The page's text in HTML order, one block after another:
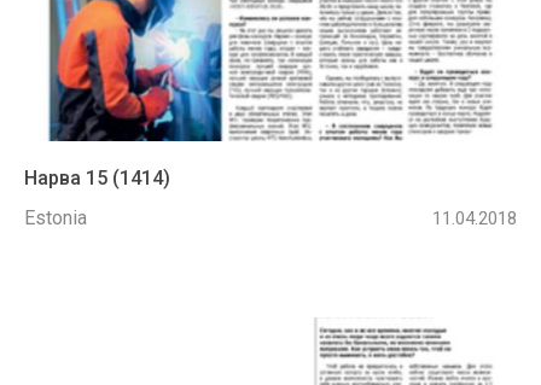
Нарва 15 (1414)
Estonia
11.04.2018